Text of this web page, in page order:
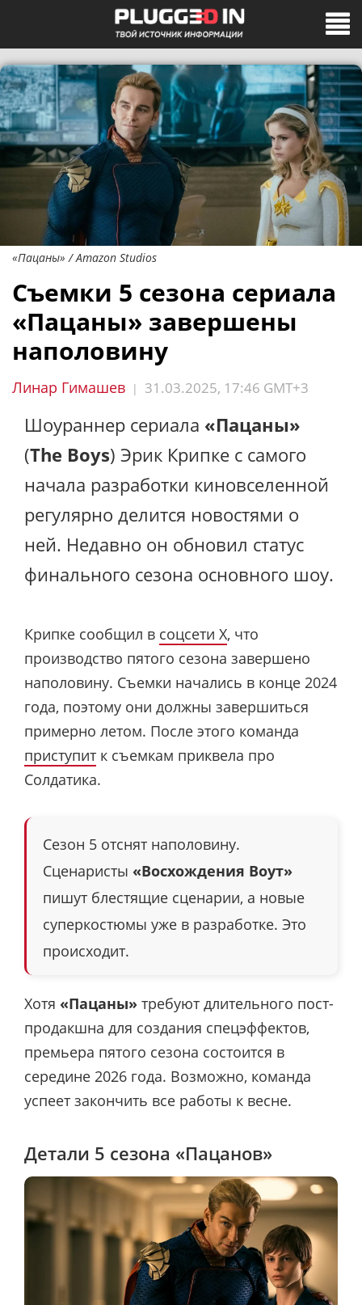
«Пацаны» / Amazon Studios
Съемки 5 сезона сериала
«Пацаны» завершены
наполовину
Линар Гимашев | 31.03.2025, 17:46 GMT+3
Шоураннер сериала «Пацаны»
(The Boys) Эрик Крипке с самого
начала разработки киновселенной
регулярно делится новостями о
ней. Недавно он обновил статус
финального сезона основного шоу.
Крипке сообщил в соцсети X, что
производство пятого сезона завершено
наполовину. Съемки начались в конце 2024
года, поэтому они должны завершиться
примерно летом. После этого команда
приступит к съемкам приквела про
Солдатика.
Сезон 5 отснят наполовину.
Сценаристы «Восхождения Воут»
пишут блестящие сценарии, а новые
суперкостюмы уже в разработке. Это
происходит.
Хотя «Пацаны» требуют длительного пост-
продакшна для создания спецэффектов,
премьера пятого сезона состоится в
середине 2026 года. Возможно, команда
успеет закончить все работы к весне.
Детали 5 сезона «Пацанов»